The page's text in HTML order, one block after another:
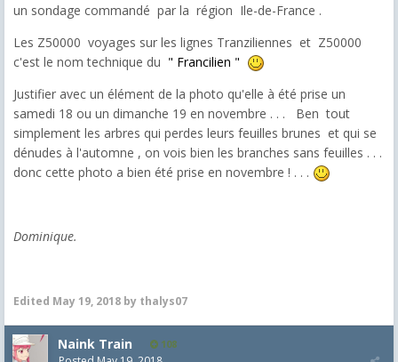
un sondage commandé par la région Ile-de-France .
Les Z50000 voyages sur les lignes Tranziliennes et Z50000
c'est le nom technique du " Francilien "
Justifier avec un élément de la photo qu'elle à été prise un
samedi 18 ou un dimanche 19 en novembre . . . Ben tout
simplement les arbres qui perdes leurs feuilles brunes et qui se
dénudes à l'automne , on vois bien les branches sans feuilles . . .
donc cette photo a bien été prise en novembre ! . . .
Dominique.
Edited May 19, 2018 by thalys07
Naink Train 108